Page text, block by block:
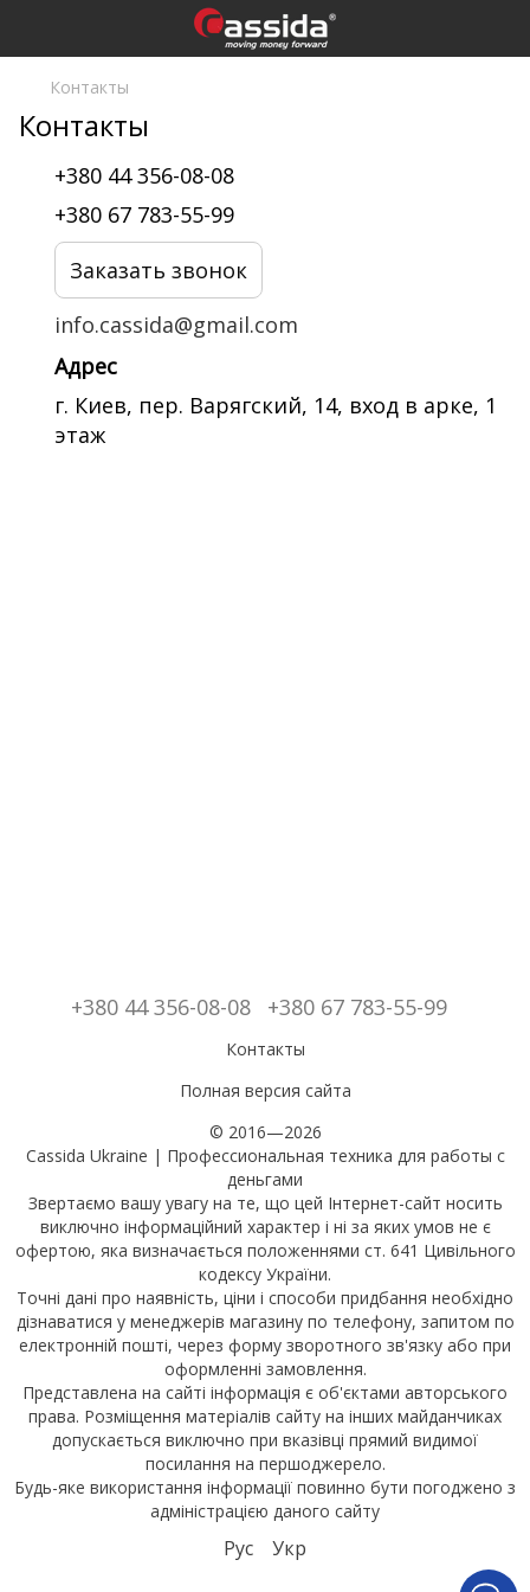
Контакты
Контакты
+380 44 356-08-08
+380 67 783-55-99
Заказать звонок
info.cassida@gmail.com
Адрес
г. Киев, пер. Варягский, 14, вход в арке, 1
этаж
+380 44 356-08-08 +380 67 783-55-99
Контакты
Полная версия сайта
© 2016—2026
Cassida Ukraine | Профессиональная техника для работы с
деньгами
Звертаємо вашу увагу на те, що цей Інтернет-сайт носить
виключно інформаційний характер і ні за яких умов не є
офертою, яка визначається положеннями ст. 641 Цивільного
кодексу України.
Точні дані про наявність, ціни і способи придбання необхідно
дізнаватися у менеджерів магазину по телефону, запитом по
електронній пошті, через форму зворотного зв'язку або при
оформленні замовлення.
Представлена на сайті інформація є об'єктами авторського
права. Розміщення матеріалів сайту на інших майданчиках
допускається виключно при вказівці прямий видимої
посилання на першоджерело.
Будь-яке використання інформації повинно бути погоджено з
адміністрацією даного сайту
Рус Укр